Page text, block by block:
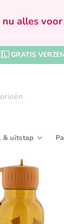
nu alles
&
&
&
Kralen, In
& uitstap
& drinkflessen
&
&